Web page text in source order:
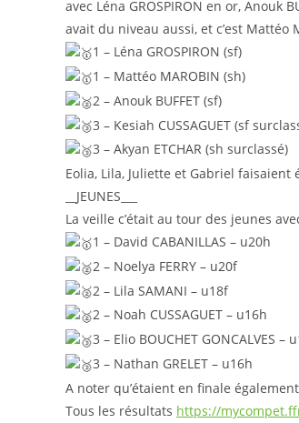
avec Léna GROSPIRON en or, Anouk
avait du niveau aussi, et c’est Mattéo
1 – Léna GROSPIRON (sf)
1 – Mattéo MAROBIN (sh)
2 – Anouk BUFFET (sf)
3 – Kesiah CUSSAGUET (sf
3 – Akyan ETCHAR (sh surclassé)
Eolia, Lila, Juliette et Gabriel
__JEUNES___
La veille c’était au tour des jeunes
1 – David CABANILLAS – u20h
2 – Noelya FERRY – u20f
2 – Lila SAMANI – u18f
2 – Noah CUSSAGUET – u16h
3 – Elio BOUCHET GONCALVES –
3 – Nathan GRELET – u16h
A noter qu’étaient en finale
Tous les résultats https://